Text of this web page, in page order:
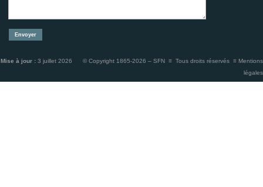
Mise à jour : 3 juillet 2026 © Copyright 1865-2026 – SFN ≡ Tous droits réservés ≡ Mentions
légales